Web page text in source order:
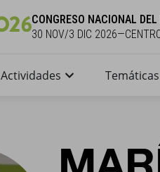
CONGRESO NACIONAL
30 NOV/3 DIC
Actividades Temáticas